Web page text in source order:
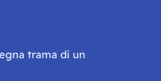
trama di un